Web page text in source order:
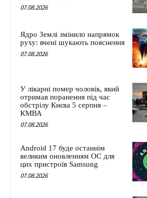
07.08.2026
Ядро Землі змінило напрямок
руху: вчені шукають пояснення
07.08.2026
У лікарні помер чоловік, який
отримав поранення під час
обстрілу Києва 5 серпня –
КМВА
07.08.2026
Android 17 буде останнім
великим оновленням ОС для
цих пристроїв Samsung
07.08.2026